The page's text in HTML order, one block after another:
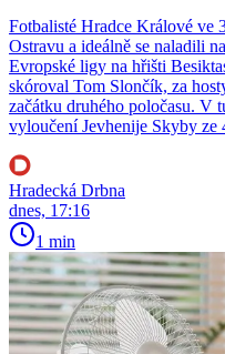
Fotbalisté Hradce Králové ve
Ostravu a ideálně se naladili
Evropské ligy na hřišti
skóroval Tom Slončík, za
začátku druhého poločasu. V
vyloučení Jevhenije Skyby ze
Hradecká Drbna
dnes, 17:16
1 min